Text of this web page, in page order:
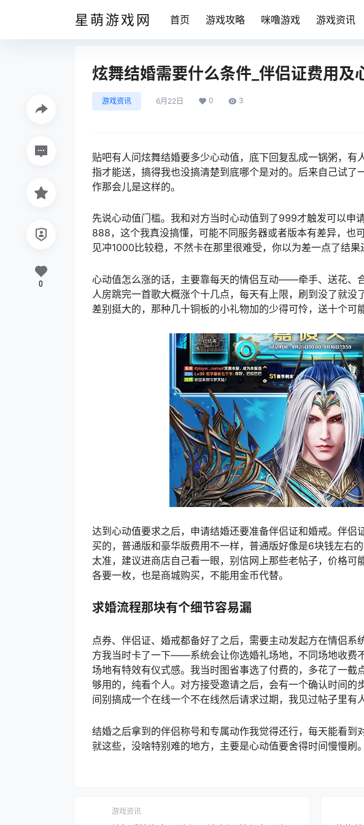
星萌游戏网 首页 游戏攻略 咪噜游戏 游戏资讯
炫舞结婚需要什么条件_伴侣证费用及
游戏资讯 6月22日 0 3
贴吧有人问炫舞结婚要多少心动值，底下回复乱成一锅粥，
指才能送，搞得我也没搞清楚到底哪个是对的。后来自己试了
作那会儿是这样的。
先说心动值门槛。我和对方当时心动值到了999才触发可以申
888，这个我真没搞懂，可能不同服务器或者版本有差异，也
见冲1000比较稳，不然卡在那里很难受，你以为差一点了结果
心动值怎么涨的话，主要靠每天的情侣互动——牵手、送花、
人房跳完一首歌大概涨个十几点，每天有上限，刷到没了就没
差别挺大的，那种几十铜板的小礼物加的少得可怜，送十个可
达到心动值要求之后，申请结婚还要准备伴侣证和婚戒。伴侣
买的，普通版和豪华版费用不一样，普通版好像是6块钱左右
太准，建议进商店自己看一眼，别信网上那些老帖子，价格可
各要一枚，也是商城购买，不能用金币代替。
求婚流程那块有个细节容易漏
点券、伴侣证、婚戒都备好了之后，需要主动发起方在情侣系
方我当时卡了一下——系统会让你选婚礼场地，不同场地收费
场地有特效有仪式感。我当时图省事选了付费的，多花了一截
够用的，纯看个人。对方接受邀请之后，会有一个确认时间的
间别搞成一个在线一个不在线然后请求过期，我见过帖子里有
结婚之后拿到的伴侣称号和专属动作我觉得还行，每天能看到
就这些，没啥特别难的地方，主要是心动值要舍得时间慢慢刷。
0
游戏资讯